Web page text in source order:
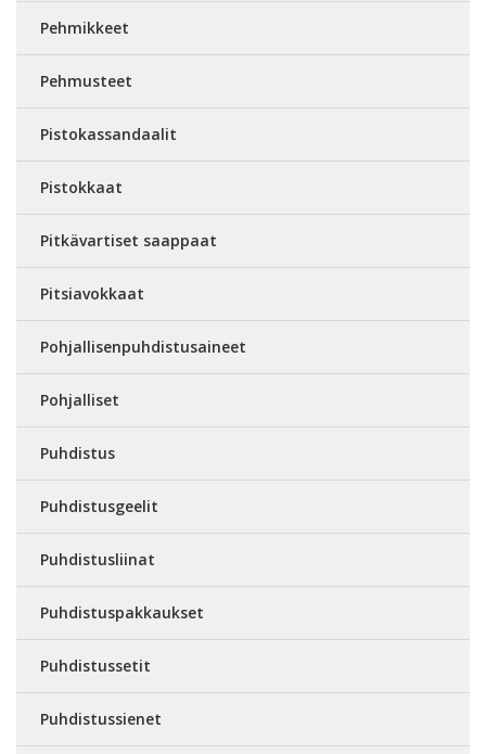
Pehmikkeet
Pehmusteet
Pistokassandaalit
Pistokkaat
Pitkävartiset saappaat
Pitsiavokkaat
Pohjallisenpuhdistusaineet
Pohjalliset
Puhdistus
Puhdistusgeelit
Puhdistusliinat
Puhdistuspakkaukset
Puhdistussetit
Puhdistussienet